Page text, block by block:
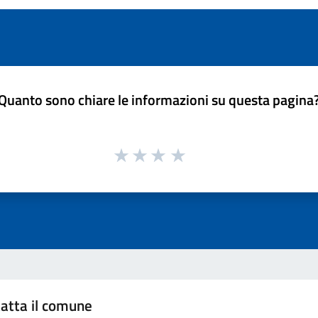
sono chiare le informazioni su questa
il comune